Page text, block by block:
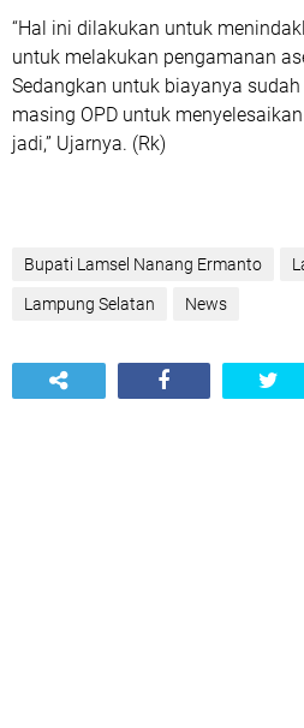
“Hal ini dilakukan untuk
untuk melakukan pengamanan
Sedangkan untuk biayanya
masing OPD untuk
jadi,” Ujarnya. (Rk)
Bupati Lamsel Nanang Ermanto
Lampung Selatan News